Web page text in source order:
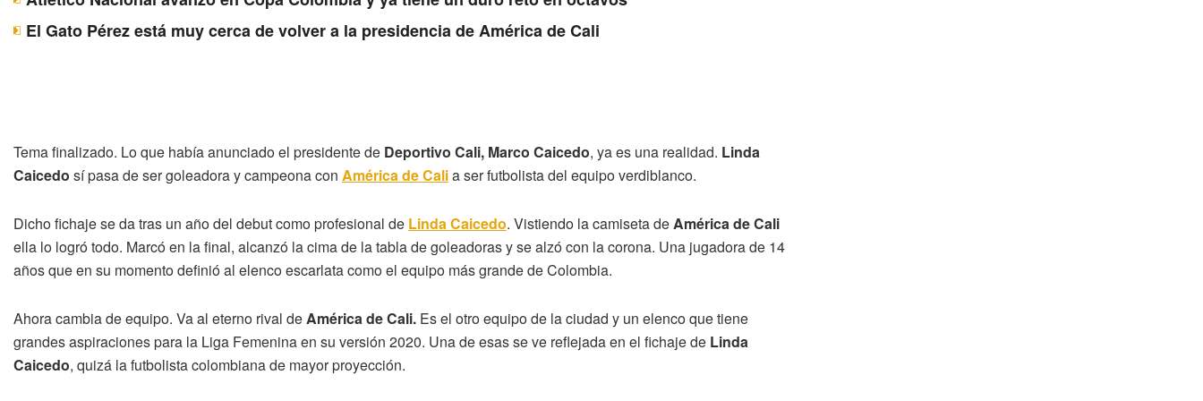
El Gato Pérez está muy cerca de volver a la presidencia de América de Cali
Tema finalizado. Lo que había anunciado el presidente de Deportivo Cali, Marco Caicedo, ya es una realidad. Linda
Caicedo sí pasa de ser goleadora y campeona con América de Calia ser futbolista del equipo verdiblanco.
Dicho fichaje se da tras un año del debut como profesional de Linda Caicedo. Vistiendo la camiseta deAmérica de Cali
ella lo logró todo. Marcó en la final, alcanzó la cima de la tabla de goleadoras y se alzó con la corona. Una jugadora de 14
años que en su momento definió al elenco escarlata como el equipo más grande de Colombia.
Ahora cambia de equipo. Va al eterno rival deAmérica de Cali. Es el otro equipo de la ciudad y un elenco que tiene
grandes aspiraciones para la Liga Femenina en su versión 2020. Una de esas se ve reflejada en el fichaje de Linda
Caicedo, quizá la futbolista colombiana de mayor proyección.